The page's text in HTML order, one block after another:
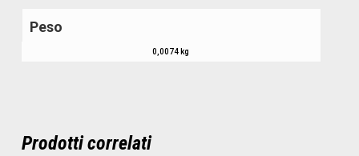
Peso
0,0074 kg
Prodotti correlati